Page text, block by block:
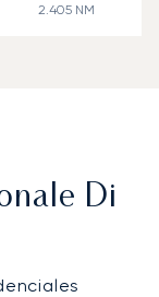
2.405NM
Di